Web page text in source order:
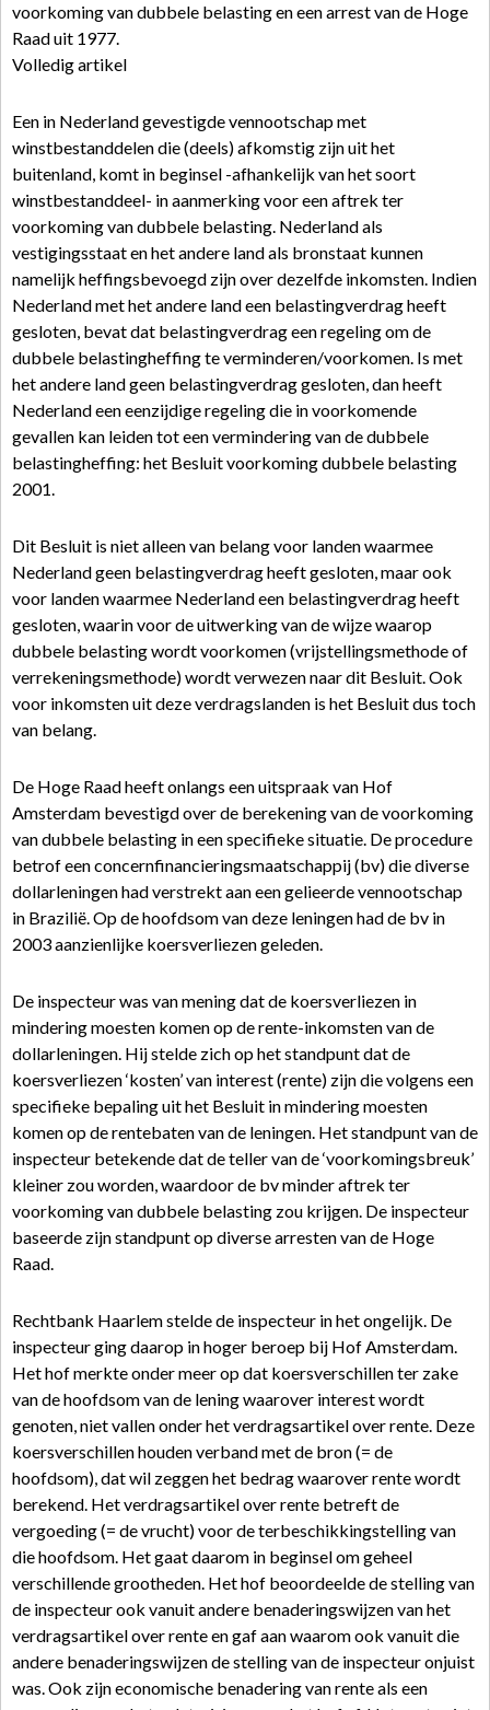
voorkoming van dubbele belasting en een arrest van de Hoge
Raad uit 1977.
Volledig artikel
Een in Nederland gevestigde vennootschap met
winstbestanddelen die (deels) afkomstig zijn uit het
buitenland, komt in beginsel -afhankelijk van het soort
winstbestanddeel- in aanmerking voor een aftrek ter
voorkoming van dubbele belasting. Nederland als
vestigingsstaat en het andere land als bronstaat kunnen
namelijk heffingsbevoegd zijn over dezelfde inkomsten. Indien
Nederland met het andere land een belastingverdrag heeft
gesloten, bevat dat belastingverdrag een regeling om de
dubbele belastingheffing te verminderen/voorkomen. Is met
het andere land geen belastingverdrag gesloten, dan heeft
Nederland een eenzijdige regeling die in voorkomende
gevallen kan leiden tot een vermindering van de dubbele
belastingheffing: het Besluit voorkoming dubbele belasting
2001.
Dit Besluit is niet alleen van belang voor landen waarmee
Nederland geen belastingverdrag heeft gesloten, maar ook
voor landen waarmee Nederland een belastingverdrag heeft
gesloten, waarin voor de uitwerking van de wijze waarop
dubbele belasting wordt voorkomen (vrijstellingsmethode of
verrekeningsmethode) wordt verwezen naar dit Besluit. Ook
voor inkomsten uit deze verdragslanden is het Besluit dus toch
van belang.
De Hoge Raad heeft onlangs een uitspraak van Hof
Amsterdam bevestigd over de berekening van de voorkoming
van dubbele belasting in een specifieke situatie. De procedure
betrof een concernfinancieringsmaatschappij (bv) die diverse
dollarleningen had verstrekt aan een gelieerde vennootschap
in Brazilië. Op de hoofdsom van deze leningen had de bv in
2003 aanzienlijke koersverliezen geleden.
De inspecteur was van mening dat de koersverliezen in
mindering moesten komen op de rente-inkomsten van de
dollarleningen. Hij stelde zich op het standpunt dat de
koersverliezen ‘kosten’ van interest (rente) zijn die volgens een
specifieke bepaling uit het Besluit in mindering moesten
komen op de rentebaten van de leningen. Het standpunt van de
inspecteur betekende dat de teller van de ‘voorkomingsbreuk’
kleiner zou worden, waardoor de bv minder aftrek ter
voorkoming van dubbele belasting zou krijgen. De inspecteur
baseerde zijn standpunt op diverse arresten van de Hoge
Raad.
Rechtbank Haarlem stelde de inspecteur in het ongelijk. De
inspecteur ging daarop in hoger beroep bij Hof Amsterdam.
Het hof merkte onder meer op dat koersverschillen ter zake
van de hoofdsom van de lening waarover interest wordt
genoten, niet vallen onder het verdragsartikel over rente. Deze
koersverschillen houden verband met de bron (= de
hoofdsom), dat wil zeggen het bedrag waarover rente wordt
berekend. Het verdragsartikel over rente betreft de
vergoeding (= de vrucht) voor de terbeschikkingstelling van
die hoofdsom. Het gaat daarom in beginsel om geheel
verschillende grootheden. Het hof beoordeelde de stelling van
de inspecteur ook vanuit andere benaderingswijzen van het
verdragsartikel over rente en gaf aan waarom ook vanuit die
andere benaderingswijzen de stelling van de inspecteur onjuist
was. Ook zijn economische benadering van rente als een